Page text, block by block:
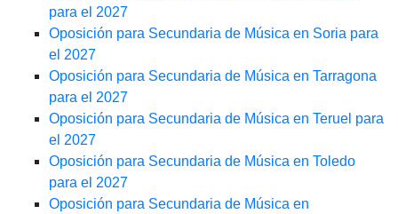
para el 2027
Oposición para Secundaria de Música en Soria para
el 2027
Oposición para Secundaria de Música en Tarragona
para el 2027
Oposición para Secundaria de Música en Teruel para
el 2027
Oposición para Secundaria de Música en Toledo
para el 2027
Oposición para Secundaria de Música en